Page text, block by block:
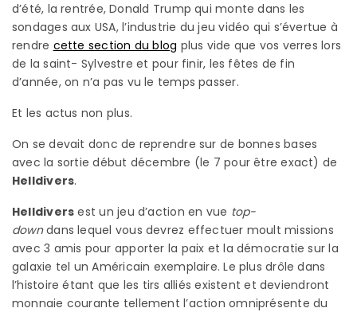
d’été, la rentrée, Donald Trump qui monte dans les
sondages aux USA, l’industrie du jeu vidéo qui s’évertue à
rendre cette section du blog plus vide que vos verres lors
de la saint- Sylvestre et pour finir, les fêtes de fin
d’année, on n’a pas vu le temps passer.
Et les actus non plus.
On se devait donc de reprendre sur de bonnes bases
avec la sortie début décembre (le 7 pour être exact) de
Helldivers.
Helldivers est un jeu d’action en vue top-
downdans lequel vous devrez effectuer moult missions
avec 3 amis pour apporter la paix et la démocratie sur la
galaxie tel un Américain exemplaire. Le plus drôle dans
l’histoire étant que les tirs alliés existent et deviendront
monnaie courante tellement l’action omniprésente du